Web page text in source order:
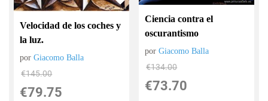
Velocidad de los coches y
la luz.
porGiacomo Balla
€145.00
€79.75
Ciencia contra el
oscurantismo
porGiacomo Balla
€134.00
€73.70